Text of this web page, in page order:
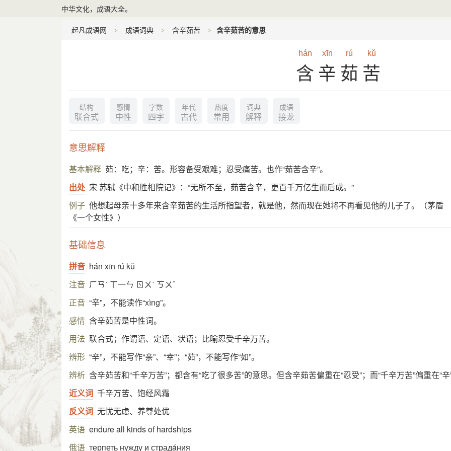
中华文化，成语大全。
起凡成语网 成语词典 含辛茹苦 含辛茹苦的意思
hán xīn rú kǔ
含辛茹苦
结构
联合式
感情
中性
字数
四字
年代
古代
热度
常用
词典
解释
成语
接龙
意思解释
基本解释 茹：吃；辛：苦。形容备受艰难；忍受痛苦。也作“茹苦含辛”。
出处 宋 苏轼《中和胜相院记》：“无所不至，茹苦含辛，更百千万亿生而后成。”
例子 他想起母亲十多年来含辛茹苦的生活所指望者，就是他，然而现在她将不再看见他的儿子了。（茅盾
《一个女性》）
基础信息
拼音 hán xīn rú kǔ
注音 ㄏㄢˊ ㄒ一ㄣ ㄖㄨˊ ㄎㄨˇ
正音 “辛”，不能读作“xìng”。
感情 含辛茹苦是中性词。
用法 联合式；作谓语、定语、状语；比喻忍受千辛万苦。
辨形 “辛”，不能写作“亲”、“幸”；“茹”，不能写作“如”。
辨析 含辛茹苦和“千辛万苦”；都含有“吃了很多苦”的意思。但含辛茹苦偏重在“忍受”；而“千辛万苦”偏重在“辛”
近义词 千辛万苦、饱经风霜
反义词 无忧无虑、养尊处优
英语 endure all kinds of hardships
俄语 терпеть нужду и страдáния